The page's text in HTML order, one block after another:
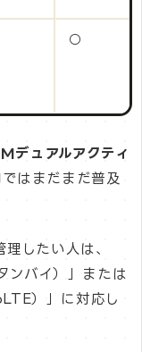
○
デュアルアクティ
はまだまだ普及
したい人は、
ンバイ）」または
）」に対応し